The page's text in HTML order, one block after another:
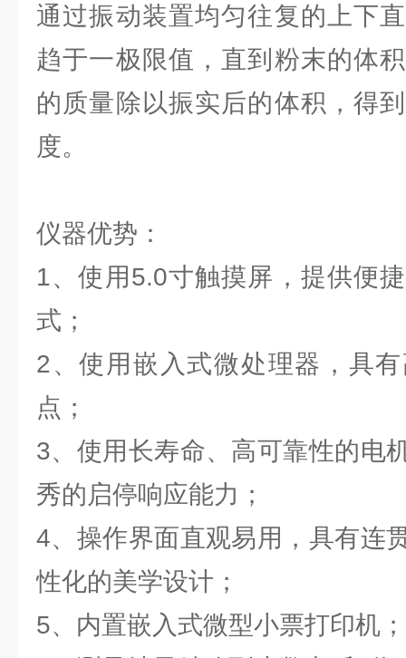
通过振动装置均匀往复的上下
趋于一极限值，直到粉末的体
的质量除以振实后的体积，得
度。
仪器优势：
1、使用5.0寸触摸屏，提供便
式；
2、使用嵌入式微处理器，具
点；
3、使用长寿命、高可靠性的电
秀的启停响应能力；
4、操作界面直观易用，具有连
性化的美学设计；
5、内置嵌入式微型小票打印机；